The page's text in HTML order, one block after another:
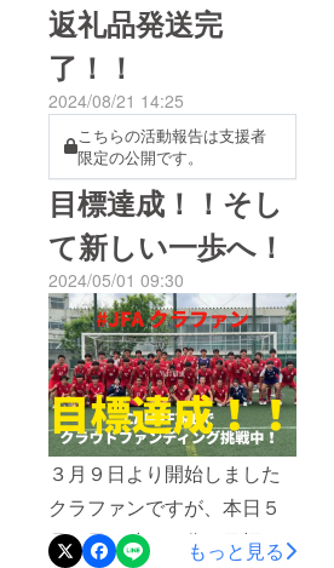
返礼品発送完
了！！
2024/08/21 14:25
こちらの活動報告は支援者
限定の公開です。
目標達成！！そし
て新しい一歩へ！
2024/05/01 09:30
３月９日より開始しました
クラファンですが、本日５
月１日０時１０分に目標金
もっと見る